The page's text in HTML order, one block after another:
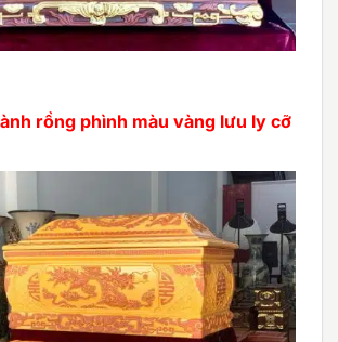
rồng phình màu vàng lưu ly cỡ